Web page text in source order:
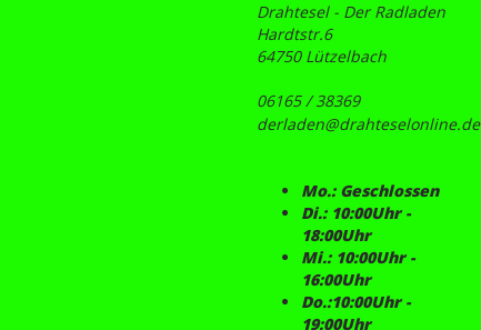
Drahtesel - Der Radladen
Hardtstr.6
64750 Lützelbach
06165 / 38369
derladen@drahteselonline.de
Mo.: Geschlossen
Di.: 10:00Uhr -
18:00Uhr
Mi.: 10:00Uhr -
16:00Uhr
Do.:10:00Uhr -
19:00Uhr